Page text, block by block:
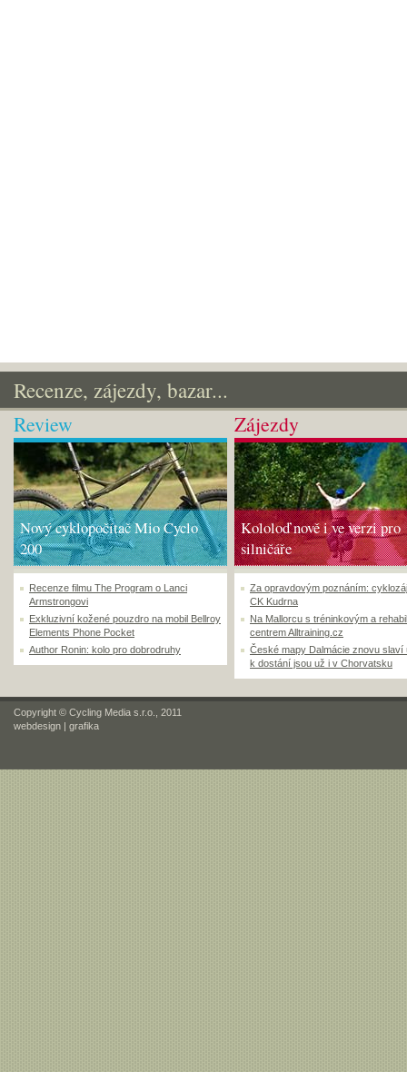
Recenze, zájezdy, bazar...
Review
Nový cyklopočítač Mio Cyclo
200
Recenze filmu The Program o Lanci
Armstrongovi
Exkluzivní kožené pouzdro na mobil Bellroy
Elements Phone Pocket
Author Ronin: kolo pro dobrodruhy
Zájezdy
Kololoď nově i ve verzi pro
silničáře
Za opravdovým poznáním:
CK Kudrna
Na Mallorcu s tréninkovým a
centrem Alltraining.cz
České mapy Dalmácie znovu slaví
k dostání jsou už i v Chorvatsku
Copyright © Cycling Media s.r.o., 2011
webdesign | grafika